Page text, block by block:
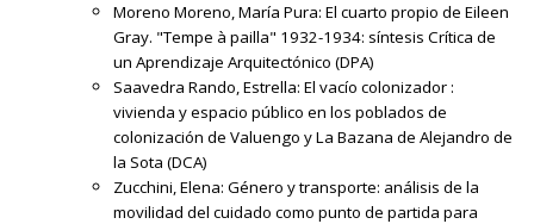
Moreno Moreno, María Pura: El cuarto propio de Eileen
Gray. "Tempe à pailla" 1932-1934: síntesis Crítica de
un Aprendizaje Arquitectónico (DPA)
Saavedra Rando, Estrella: El vacío colonizador :
vivienda y espacio público en los poblados de
colonización de Valuengo y La Bazana de Alejandro de
la Sota (DCA)
Zucchini, Elena: Género y transporte: análisis de la
movilidad del cuidado como punto de partida para